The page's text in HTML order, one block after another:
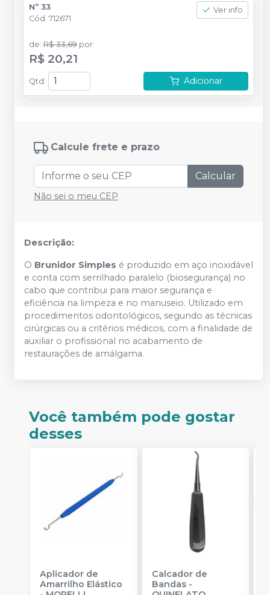
Nº 33
Cód. 712671
Ver info
de: R$ 33,69 por:
R$ 20,21
Qtd: Adicionar
Calcule frete e prazo
Calcular
Não sei o meu CEP
Descrição:
O Brunidor Simples é produzido em aço inoxidável
e conta com serrilhado paralelo (biosegurança) no
cabo que contribui para maior segurança e
eficiência na limpeza e no manuseio. Utilizado em
procedimentos odontológicos, segundo as técnicas
cirúrgicas ou a critérios médicos, com a finalidade de
auxiliar o profissional no acabamento de
restaurações de amálgama.
Você também pode gostar
desses
Aplicador de
Amarrilho Elástico
Calcador de
Bandas-